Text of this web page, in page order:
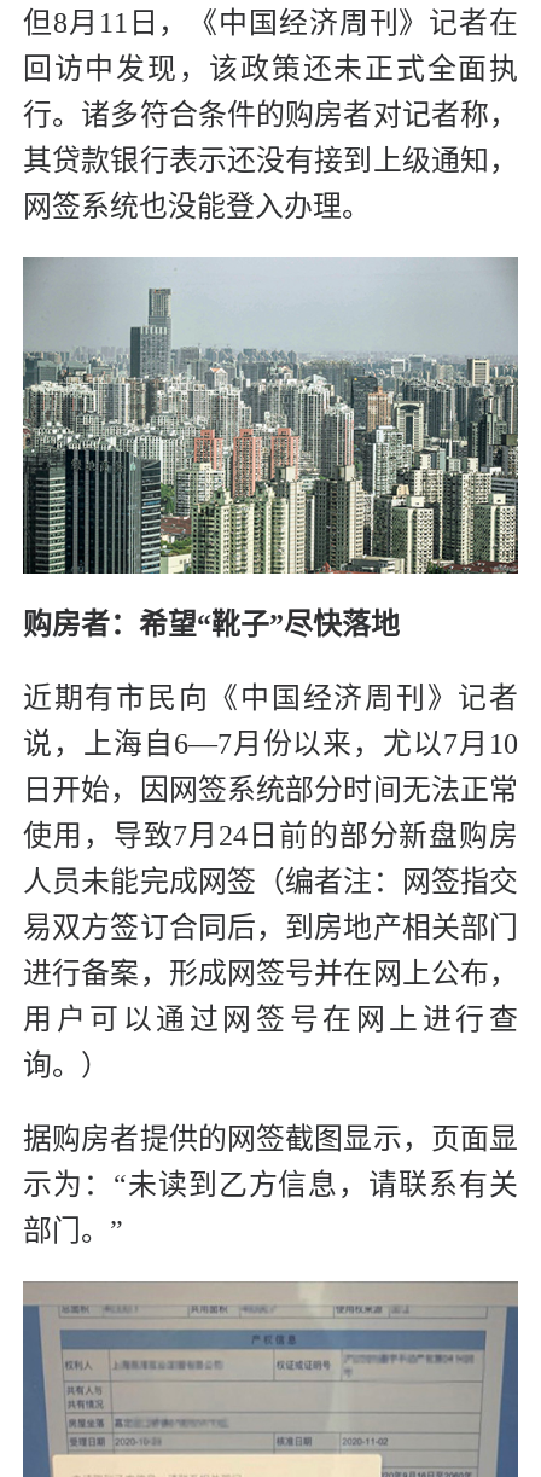
但8月11日，《中国经济周刊》记者在
回访中发现，该政策还未正式全面执
行。诸多符合条件的购房者对记者称，
其贷款银行表示还没有接到上级通知，
网签系统也没能登入办理。
购房者：希望“靴子”尽快落地
近期有市民向《中国经济周刊》记者
说，上海自6—7月份以来，尤以7月10
日开始，因网签系统部分时间无法正常
使用，导致7月24日前的部分新盘购房
人员未能完成网签（编者注：网签指交
易双方签订合同后，到房地产相关部门
进行备案，形成网签号并在网上公布，
用户可以通过网签号在网上进行查
询。）
据购房者提供的网签截图显示，页面显
示为：“未读到乙方信息，请联系有关
部门。”